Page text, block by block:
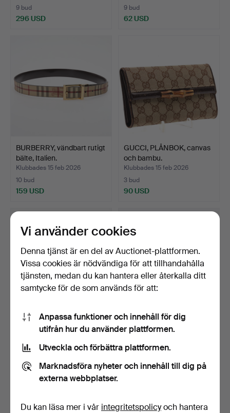
9 bud
296 USD
9 bud
62 USD
BURBERRY, vändbart rutigt
bälte, Italien.
Klubbades 15 feb 2026
10 bud
159 USD
GUCCI, PLÅNBOK, canvas
och bambu.
Klubbades 15 feb 2026
3 bud
90 USD
GUCCI, SOLGLASÖGON
med fodral, 2000-tal.
10 bud
74 USD
HERRSKINNBYXOR, JIM
STIRLING, storlek 52, …
5 bud
43 USD
Vi använder cookies
Denna tjänst är en del av Auctionet-plattformen.
Vissa cookies är nödvändiga för att tillhandahålla
tjänsten, medan du kan hantera eller återkalla ditt
samtycke för de som används för att:
Anpassa funktioner och innehåll för dig
utifrån hur du använder plattformen.
Utveckla och förbättra plattformen.
Marknadsföra nyheter och innehåll till dig på
externa webbplatser.
Du kan läsa mer i vår integritetspolicyoch hantera